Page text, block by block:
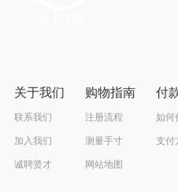
关于我们
联系我们
加入我们
诚聘贤才
购物指南
注册流程
测量手寸
网站地图
付
如何
支付